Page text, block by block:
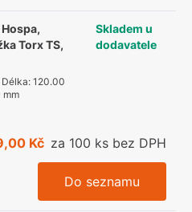
Torx TS,
Délka:120.00
mm
Skladem u
dodavatele
Kč za 100 ks bez DPH
Do seznamu